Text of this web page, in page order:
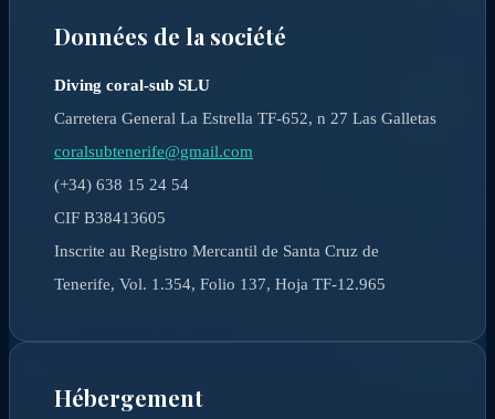
Données de la société
Diving coral-sub SLU
Carretera General La Estrella TF-652, n 27 Las Galletas
coralsubtenerife@gmail.com
(+34) 638 15 24 54
CIF B38413605
Inscrite au Registro Mercantil de Santa Cruz de
Tenerife, Vol. 1.354, Folio 137, Hoja TF-12.965
Hébergement